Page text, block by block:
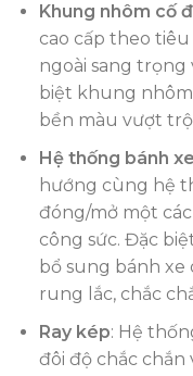
Khung nhôm cố
cao cấp theo
ngoài sang trọng
biệt khung
bền màu vượt
Hệ thống bánh
hướng cùng hệ
đóng/mở một
công sức. Đặc
bổ sung bánh
rung lắc, chắc
Ray kép: Hệ
đôi độ chắc